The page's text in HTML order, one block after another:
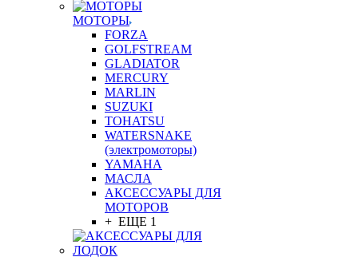
МОТОРЫ
FORZA
GOLFSTREAM
GLADIATOR
MERCURY
MARLIN
SUZUKI
TOHATSU
WATERSNAKE
(электромоторы)
YAMAHA
МАСЛА
АКСЕССУАРЫ ДЛЯ
МОТОРОВ
+ ЕЩЕ 1